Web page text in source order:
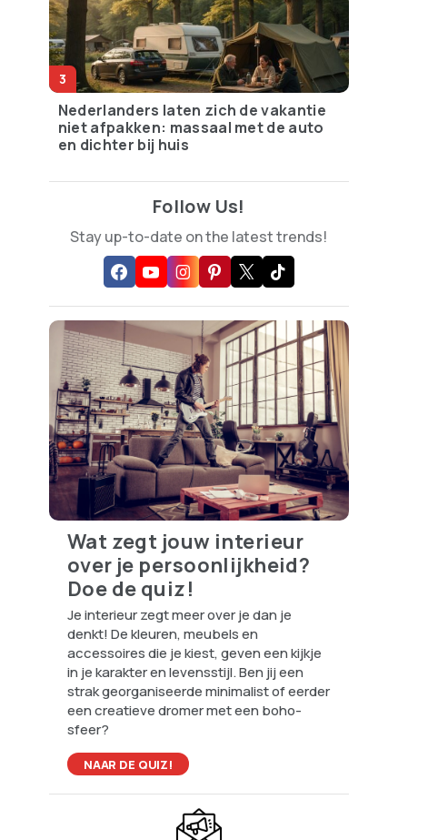
Nederlanders laten zich de vakantie
niet afpakken: massaal met de auto
en dichter bij huis
Follow Us!
Stay up-to-date on the latest trends!
Wat zegt jouw interieur
over je persoonlijkheid?
Doe de quiz!
Je interieur zegt meer over je dan je
denkt! De kleuren, meubels en
accessoires die je kiest, geven een kijkje
in je karakter en levensstijl. Ben jij een
strak georganiseerde minimalist of eerder
een creatieve dromer met een boho-
sfeer?
NAAR DE QUIZ!